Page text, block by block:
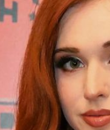
Familie
Promiflash
Alle Themen